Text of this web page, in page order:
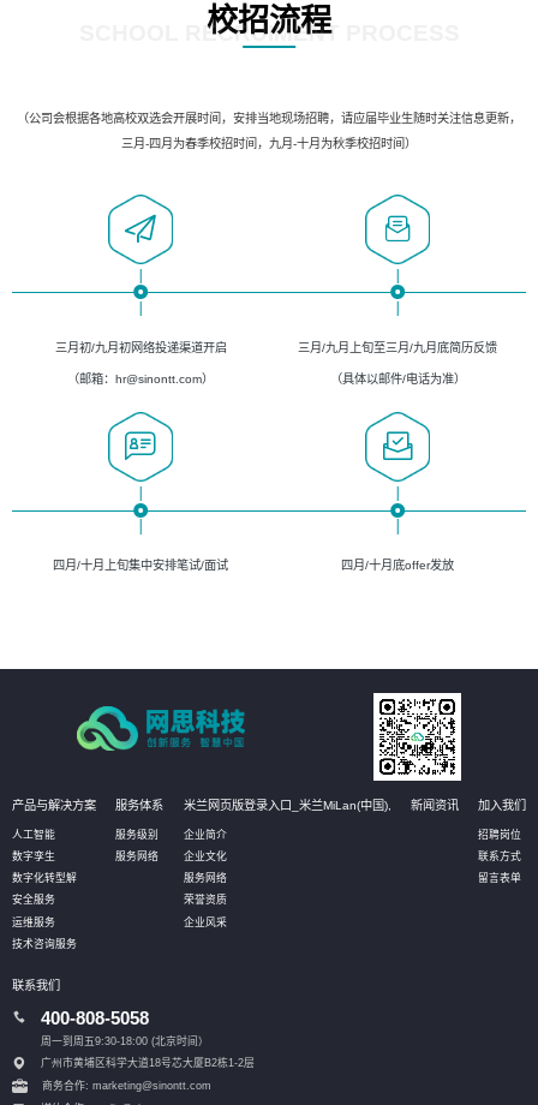
校招流程
SCHOOL RECRUIMENT PROCESS
（公司会根据各地高校双选会开展时间，安排当地现场招聘，请应届毕业生随时关注信息更新，
三月-四月为春季校招时间，九月-十月为秋季校招时间）
三月初/九月初网络投递渠道开启
（邮箱：hr@sinontt.com）
三月/九月上旬至三月/九月底简历反馈
（具体以邮件/电话为准）
四月/十月上旬集中安排笔试/面试 四月/十月底offer发放
产品与解决方案
人工智能
数字孪生
数字化转型解
安全服务
运维服务
技术咨询服务
服务体系
服务级别
服务网络
米兰网页版登录入口_米兰MiLan(中国),
企业简介
企业文化
服务网络
荣誉资质
企业风采
新闻资讯 加入我们
招聘岗位
联系方式
留言表单
联系我们
400-808-5058
周一到周五9:30-18:00 (北京时间）
广州市黄埔区科学大道18号芯大厦B2栋1-2层
商务合作: marketing@sinontt.com